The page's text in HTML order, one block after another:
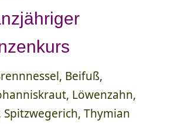
Beifuß,
Löwenzahn,
Spitzwegerich, Thymian